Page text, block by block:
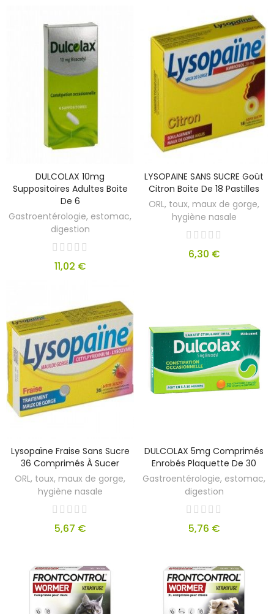
DULCOLAX 10mg
Suppositoires Adultes Boite
De 6
Gastroentérologie, estomac,
digestion
11,02 €
LYSOPAINE SANS SUCRE Goût
Citron Boite De 18 Pastilles
ORL, toux, maux de gorge,
hygiène nasale
6,30 €
Lysopaïne Fraise Sans Sucre
36 Comprimés À Sucer
ORL, toux, maux de gorge,
hygiène nasale
5,67 €
DULCOLAX 5mg Comprimés
Enrobés Plaquette De 30
Gastroentérologie, estomac,
digestion
5,76 €